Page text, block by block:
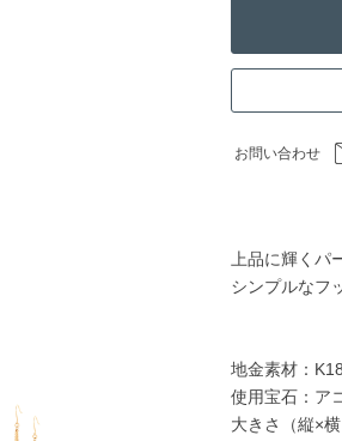
お問い合わせ
上品に輝くパ
シンプルなフ
地金素材：
使用宝石：ア
大きさ（縦×